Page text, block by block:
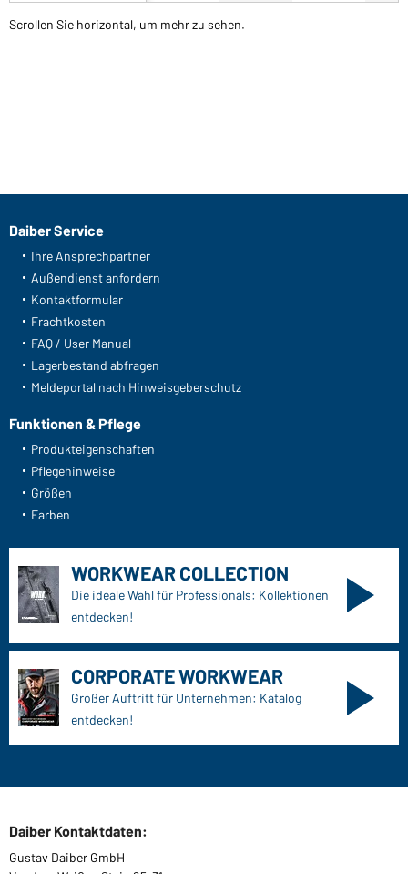
Scrollen Sie horizontal, um mehr zu sehen.
Daiber Service
Ihre Ansprechpartner
Außendienst anfordern
Kontaktformular
Frachtkosten
FAQ / User Manual
Lagerbestand abfragen
Meldeportal nach Hinweisgeberschutz
Funktionen & Pflege
Produkteigenschaften
Pflegehinweise
Größen
Farben
WORKWEAR COLLECTION
Die ideale Wahl für Professionals: Kollektionen
entdecken!
CORPORATE WORKWEAR
Großer Auftritt für Unternehmen: Katalog
entdecken!
Daiber Kontaktdaten:
Gustav Daiber GmbH